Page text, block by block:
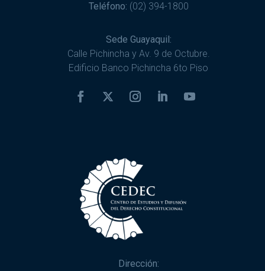
Teléfono: (02) 394-1800
Sede Guayaquil:
Calle Pichincha y Av. 9 de Octubre.
Edificio Banco Pichincha 6to Piso
Dirección: